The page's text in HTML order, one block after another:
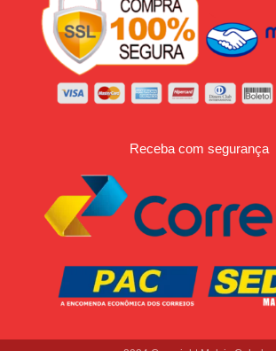
Receba com segurança